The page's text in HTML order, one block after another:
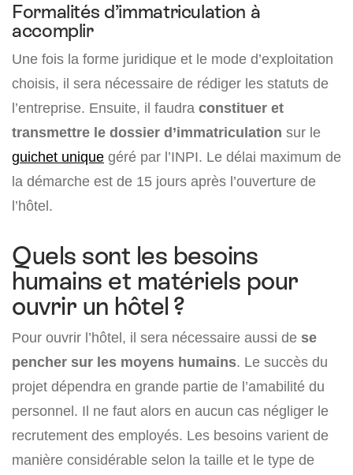
Formalités d’immatriculation à
accomplir
Une fois la forme juridique et le mode d’exploitation
choisis, il sera nécessaire de rédiger les statuts de
l’entreprise. Ensuite, il faudra constituer et
transmettre le dossier d’immatriculation sur le
guichet unique géré par l’INPI. Le délai maximum de
la démarche est de 15 jours après l’ouverture de
l’hôtel.
Quels sont les besoins
humains et matériels pour
ouvrir un hôtel ?
Pour ouvrir l’hôtel, il sera nécessaire aussi de se
pencher sur les moyens humains. Le succès du
projet dépendra en grande partie de l’amabilité du
personnel. Il ne faut alors en aucun cas négliger le
recrutement des employés. Les besoins varient de
manière considérable selon la taille et le type de